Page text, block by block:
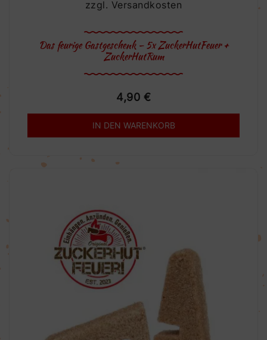
zzgl. Versandkosten
Das feurige Gastgeschenk – 5x ZuckerHutFeuer +
ZuckerHutRum
4,90 €
IN DEN WARENKORB